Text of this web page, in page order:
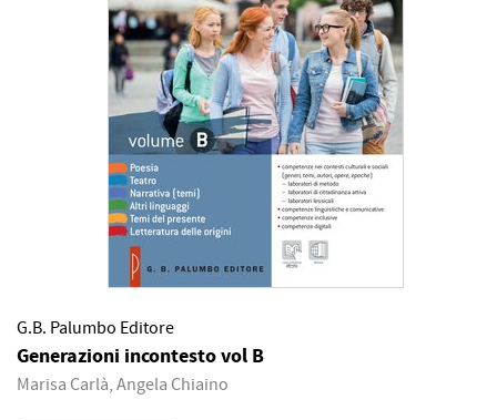
G.B. Palumbo Editore
Generazioni incontesto vol B
Marisa Carlà, Angela Chiaino